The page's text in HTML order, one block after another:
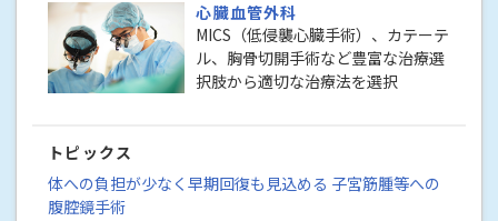
心臓血管外科
MICS（低侵襲心臓手術）、カテーテ
ル、胸骨切開手術など豊富な治療選
択肢から適切な治療法を選択
トピックス
体への負担が少なく早期回復も見込める 子宮筋腫等への
腹腔鏡手術